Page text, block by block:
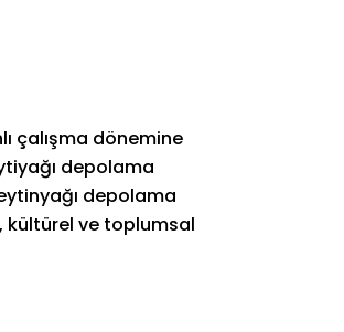
çalışma dönemine
depolama
depolama
kültürel ve toplumsal